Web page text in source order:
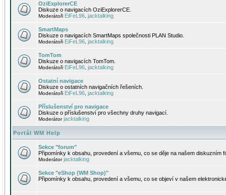
OziExplorerCE
Diskuze o navigacích OziExplorerCE.
Moderátoři EiFeL96 jacktalking
SmartMaps
Diskuze o navigacích SmartMaps společnosti PLAN Studio.
Moderátoři EiFeL96 jacktalking
TomTom
Diskuze o navigacích TomTom.
Moderátoři EiFeL96 jacktalking
Ostatní navigace
Diskuze o ostatních navigačních řešeních.
Moderátoři EiFeL96 jacktalking
Příslušenství pro navigace
Diskuze o příslušenství pro všechny druhy navigací.
Moderátorjacktalking
Portál WM Help
Sekce "forum"
Připomínky k obsahu, provedení a všemu, co se děje na našem diskuzním
Moderátorjacktalking
Sekce "eShop (WM Shop)"
Připomínky k obsahu, provedení a všemu, co se objeví v našem